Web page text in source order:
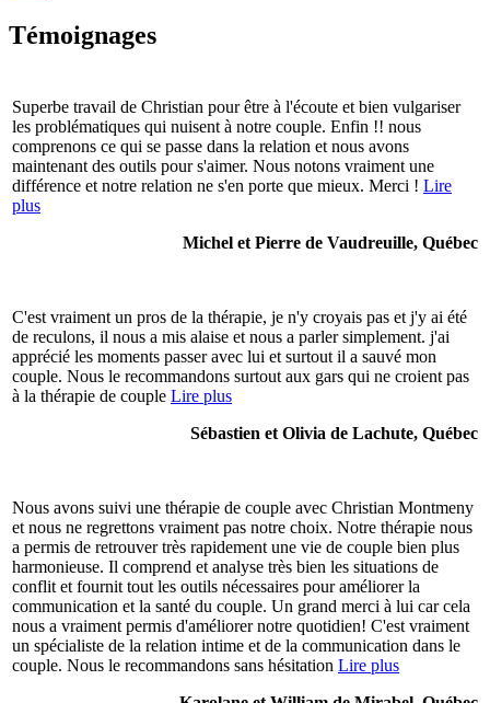
Témoignages
Superbe travail de Christian pour être à l'écoute et bien vulgariser
les problématiques qui nuisent à notre couple. Enfin !! nous
comprenons ce qui se passe dans la relation et nous avons
maintenant des outils pour s'aimer. Nous notons vraiment une
différence et notre relation ne s'en porte que mieux. Merci ! Lire
plus
Michel et Pierre de Vaudreuille, Québec
C'est vraiment un pros de la thérapie, je n'y croyais pas et j'y ai été
de reculons, il nous a mis alaise et nous a parler simplement. j'ai
apprécié les moments passer avec lui et surtout il a sauvé mon
couple. Nous le recommandons surtout aux gars qui ne croient pas
à la thérapie de couple Lire plus
Sébastien et Olivia de Lachute, Québec
Nous avons suivi une thérapie de couple avec Christian Montmeny
et nous ne regrettons vraiment pas notre choix. Notre thérapie nous
a permis de retrouver très rapidement une vie de couple bien plus
harmonieuse. Il comprend et analyse très bien les situations de
conflit et fournit tout les outils nécessaires pour améliorer la
communication et la santé du couple. Un grand merci à lui car cela
nous a vraiment permis d'améliorer notre quotidien! C'est vraiment
un spécialiste de la relation intime et de la communication dans le
couple. Nous le recommandons sans hésitation Lire plus